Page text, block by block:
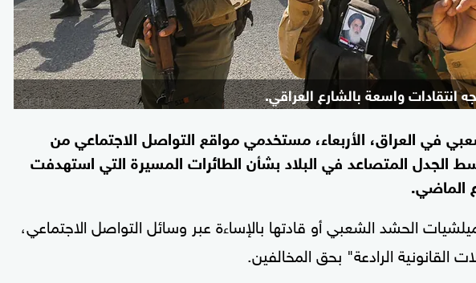
انتقادات واسعة بالشارع العراقي.
في العراق، الأربعاء، مستخدمي مواقع التواصل الاجتماعي من
الجدل المتصاعد في البلاد بشأن الطائرات المسيرة التي استهدفت
الماضي.
الحشد الشعبي أو قادتها بالإساءة عبر وسائل التواصل الاجتماعي،
القانونية الرادعة" بحق المخالفين.